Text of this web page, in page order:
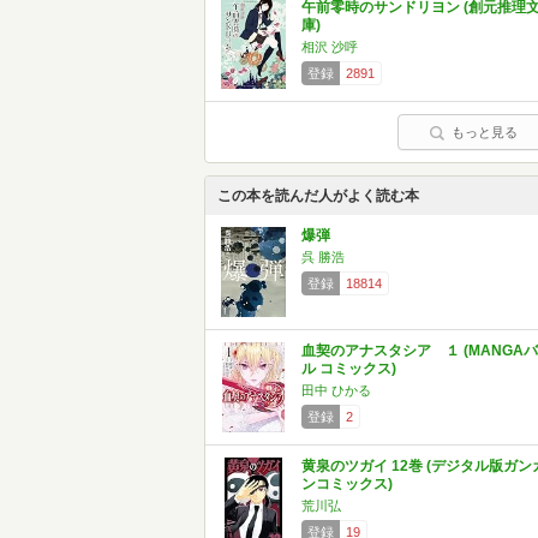
午前零時のサンドリヨン (創元推理
庫)
相沢 沙呼
登録
2891
もっと見る
この本を読んだ人がよく読む本
爆弾
呉 勝浩
登録
18814
血契のアナスタシア １ (MANGAバ
ル コミックス)
田中 ひかる
登録
2
黄泉のツガイ 12巻 (デジタル版ガン
ンコミックス)
荒川弘
登録
19